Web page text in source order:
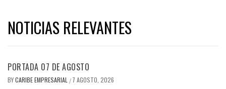
NOTICIAS RELEVANTES
PORTADA 07 DE AGOSTO
BYCARIBE EMPRESARIAL / 7 AGOSTO, 2026